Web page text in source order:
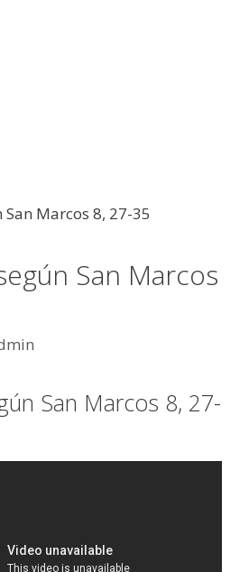
San Marcos
San Marcos 8, 27-